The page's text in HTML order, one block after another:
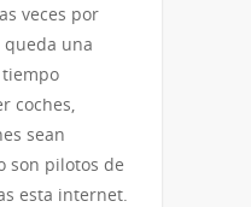
veces por
una
coches,
sean
son pilotos de
esta internet.